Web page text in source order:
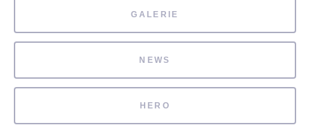
GALERIE
NEWS
HERO